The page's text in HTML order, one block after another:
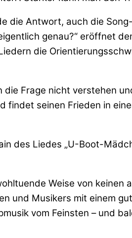
die Antwort, auch die
genau?“ eröffnet
die
Frage nicht verstehen
seinen Frieden in
des Liedes „U-Boot-
Weise von keinen
und Musikers mit einem
vom Feinsten – und